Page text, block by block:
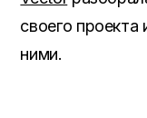
своего проекта
ними.